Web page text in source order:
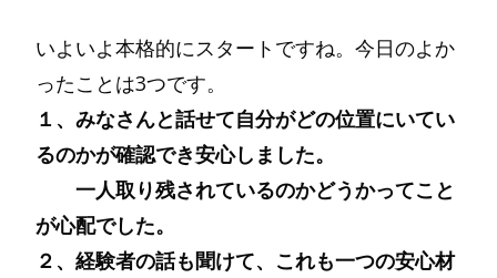
いよいよ本格的にスタートですね。今日のよか
ったことは3つです。
１、みなさんと話せて自分がどの位置にいてい
るのかが確認でき安心しました。
一人取り残されているのかどうかってこと
が心配でした。
２、経験者の話も聞けて、これも一つの安心材